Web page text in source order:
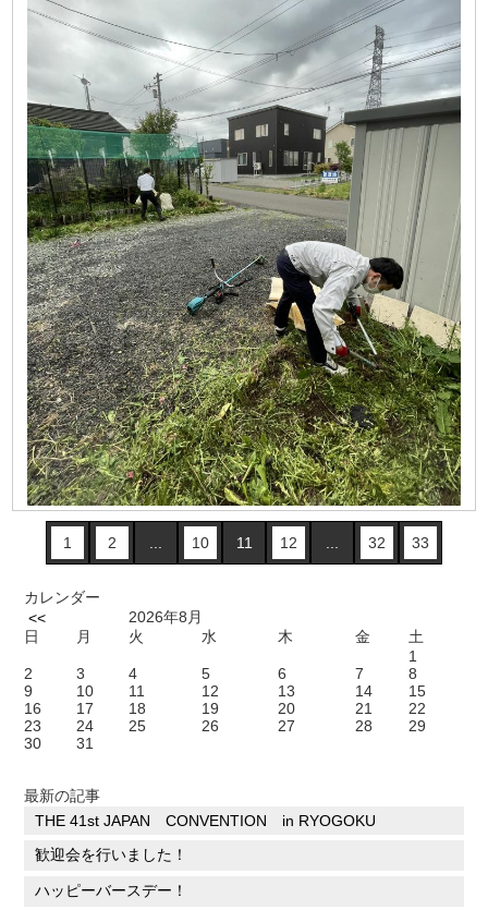
1 2 10 11 12 32 33
カレンダー
<<
2026年8月
日
月 火 水 木 金
土
1
2
3 4 5 6 7
8
9
10 11 12 13 14
15
16
17 18 19 20 21
22
23
24 25 26 27 28
29
30
31
最新の記事
THE 41st JAPAN CONVENTION in RYOGOKU
歓迎会を行いました！
ハッピーバースデー！